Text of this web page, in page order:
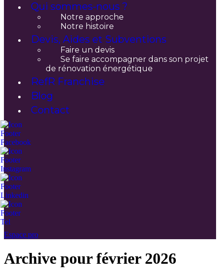
Qui sommes-nous ?
Notre approche
Notre histoire
Devis, Aides et Subventions
Faire un devis
Se faire accompagner dans son projet
de rénovation énergétique
RefR Franchise
Blog
Contact
Espace pro
Archive pour février 2026